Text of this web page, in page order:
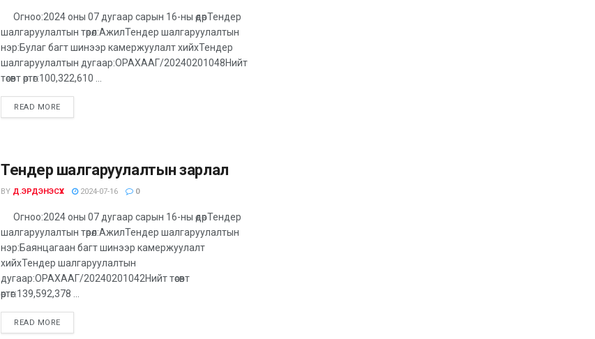
Огноо:2024 оны 07 дугаар сарын 16-ны өдөрТендер
шалгаруулалтын төрөл:АжилТендер шалгаруулалтын
нэр:Булаг багт шинээр камержуулалт хийхТендер
шалгаруулалтын дугаар:ОРАХААГ/20240201048Нийт
төсөвт өртөг:100,322,610 ...
READ MOREDETAILS
Тендер шалгаруулалтын зарлал
BY Д.ЭРДЭНЭСҮХ 2024-07-16 0
Огноо:2024 оны 07 дугаар сарын 16-ны өдөрТендер
шалгаруулалтын төрөл:АжилТендер шалгаруулалтын
нэр:Баянцагаан багт шинээр камержуулалт
хийхТендер шалгаруулалтын
дугаар:ОРАХААГ/20240201042Нийт төсөвт
өртөг:139,592,378 ...
READ MOREDETAILS